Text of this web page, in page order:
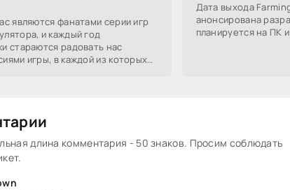
являются фанатами серии игр
и каждый год
стараются радовать нас
игры, в каждой из которых
Дата выхода
анонсирована
планируется на ПК
длина комментария - 50 знаков. Просим соблюдать